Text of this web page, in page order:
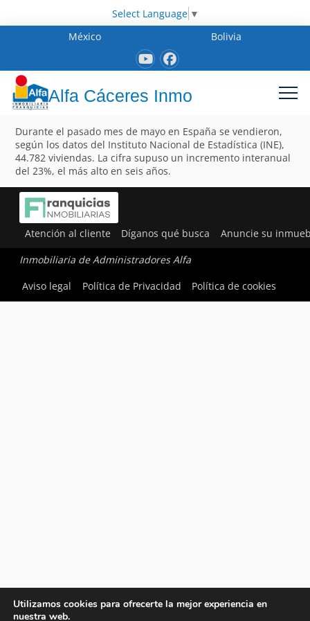
Select Language ▼
México
Bolivia
Alfa Cáceres Inmo
Durante el pasado mes de mayo en España se vendieron,
según los datos del Instituto Nacional de Estadística (INE),
44.782 viviendas. La cifra supuso un incremento interanual
del 23%, el más alto en seis años.
Atención al cliente Díganos qué busca Anuncie su
Inmobiliaria de Administradores Alfa
Aviso legal
Política de Privacidad Política de cookies
Utilizamos cookies para ofrecerte la mejor experiencia en
nuestra web.